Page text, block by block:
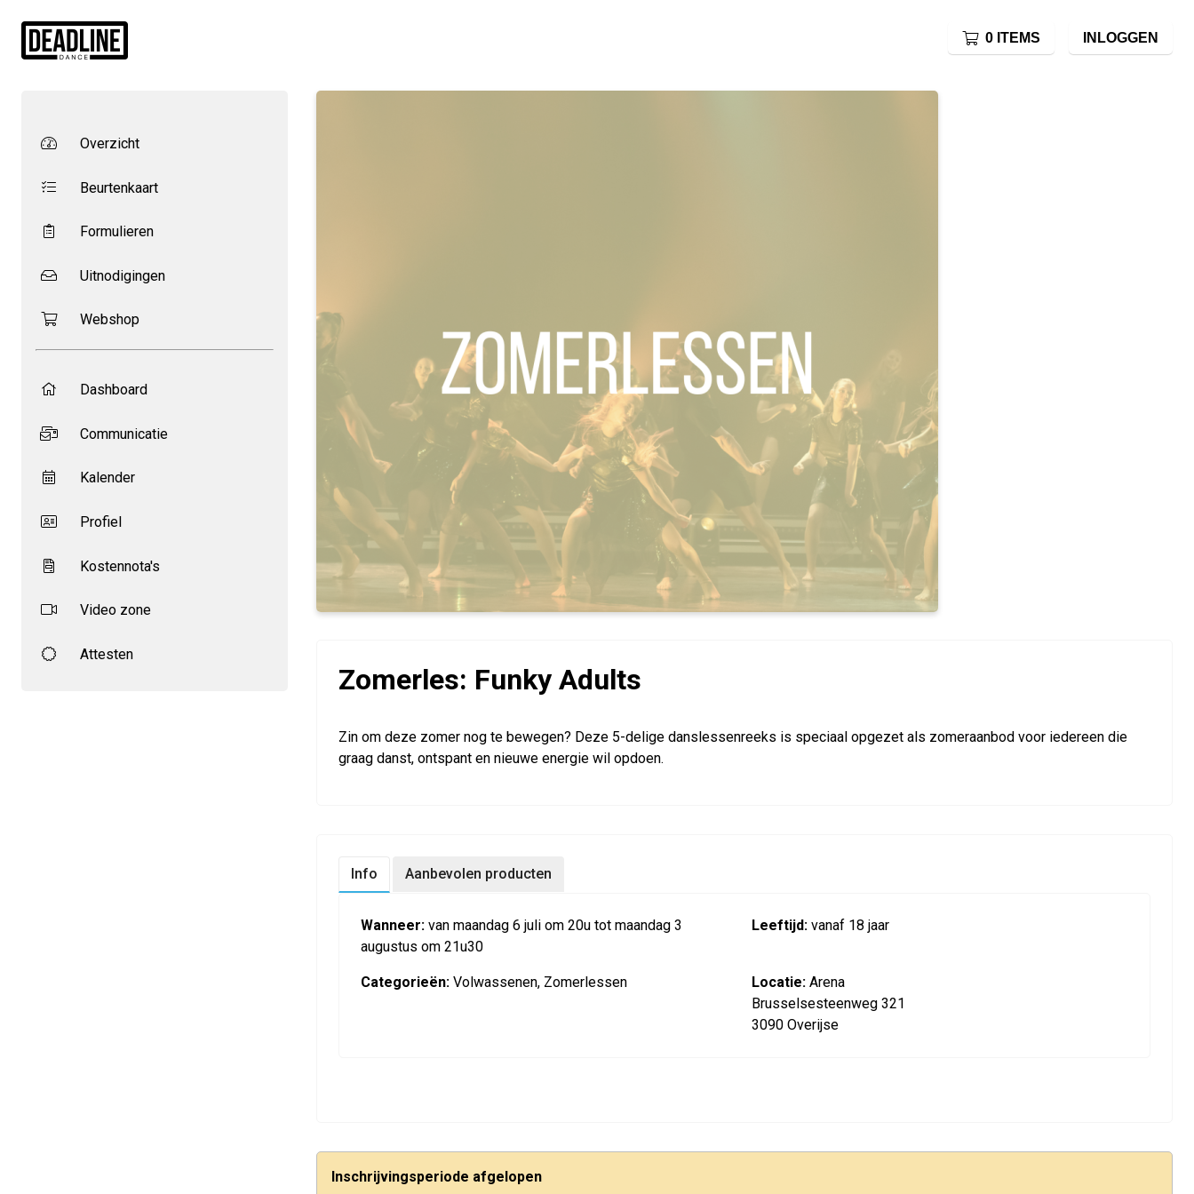
0 ITEMS INLOGGEN
Overzicht
Beurtenkaart
Formulieren
Uitnodigingen
Webshop
Dashboard
Communicatie
Kalender
Profiel
Kostennota's
Video zone
Attesten
Zomerles: Funky Adults
Zin om deze zomer nog te bewegen? Deze 5-delige danslessenreeks is speciaal opgezet als zomeraanbod voor iedereen die
graag danst, ontspant en nieuwe energie wil opdoen.
Info Aanbevolen producten
Wanneer: van maandag 6 juli om 20u tot maandag 3
augustus om 21u30
Leeftijd: vanaf 18 jaar
Categorieën: Volwassenen, Zomerlessen Locatie: Arena
Brusselsesteenweg 321
3090 Overijse
Inschrijvingsperiode afgelopen